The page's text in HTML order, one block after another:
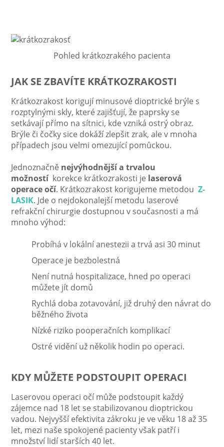
Pohled krátkozrakého pacienta
JAK SE ZBAVÍTE KRÁTKOZRAKOSTI
Krátkozrakost korigují minusové dioptrické brýle s
rozptylnými skly, které zajišťují, že paprsky se
setkávají přímo na sítnici, kde vzniká ostrý obraz.
Brýle či čočky sice dokáží zlepšit zrak, ale v mnoha
případech jsou velmi omezující pomůckou.
Jednoznačně nejvýhodnější a trvalou
možností korekce krátkozrakosti je laserová
operace očí. Krátkozrakost korigujeme metodouZ-
LASIK. Jde o nejdokonalejší metodu laserové
refrakční chirurgie dostupnou v současnosti a má
mnoho výhod:
Probíhá v lokální anestezii a trvá asi 30 minut
Operace je bezbolestná
Není nutná hospitalizace, hned po operaci
můžete jít domů
Rychlá doba zotavování, již druhý den návrat do
běžného života
Nízké riziko pooperačních komplikací
Ostré vidění už několik hodin po operaci.
KDY MŮŽETE PODSTOUPIT OPERACI
Laserovou operaci očí může podstoupit každý
zájemce nad 18 let se stabilizovanou dioptrickou
vadou. Nejvyšší efektivita zákroku je ve věku 18 až 35
let, mezi naše spokojené pacienty však patří i
množství lidí starších 40 let.